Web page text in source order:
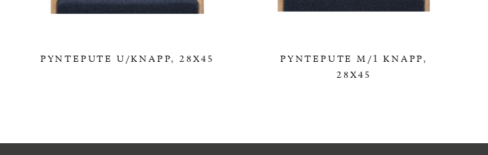
PYNTEPUTE U/KNAPP, 28X45
PYNTEPUTE M/1 KNAPP,
28X45